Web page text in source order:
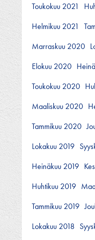
Toukokuu 2021
Helmikuu 2021
Marraskuu 2020
Elokuu 2020
Toukokuu 2020
Maaliskuu 2020
Tammikuu 2020
Lokakuu 2019
Heinäkuu 2019
Huhtikuu 2019
Tammikuu 2019
Lokakuu 2018